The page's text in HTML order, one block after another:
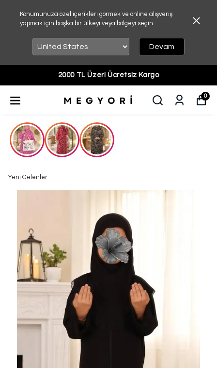
Konumunuza özel içerikleri görmek ve online alışveriş
yapmak için başka bir ülkeyi veya bölgeyi seçin.
Devam
2000 TL Üzeri Ücretsiz Kargo
0
Yeni Gelenler